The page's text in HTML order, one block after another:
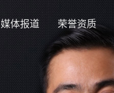
媒体报道 荣誉资质